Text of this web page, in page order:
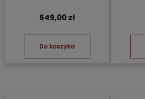
649,00 zł
Do koszyka